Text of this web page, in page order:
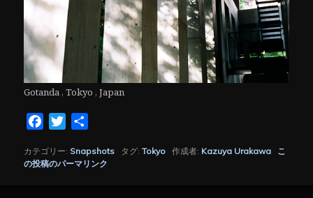
Gotanda , Tokyo , Japan
FacebookTwitter
カテゴリー: Snapshots タグ:Tokyo 作成者: Kazuya Urakawa
こ
の投稿のパーマリンク